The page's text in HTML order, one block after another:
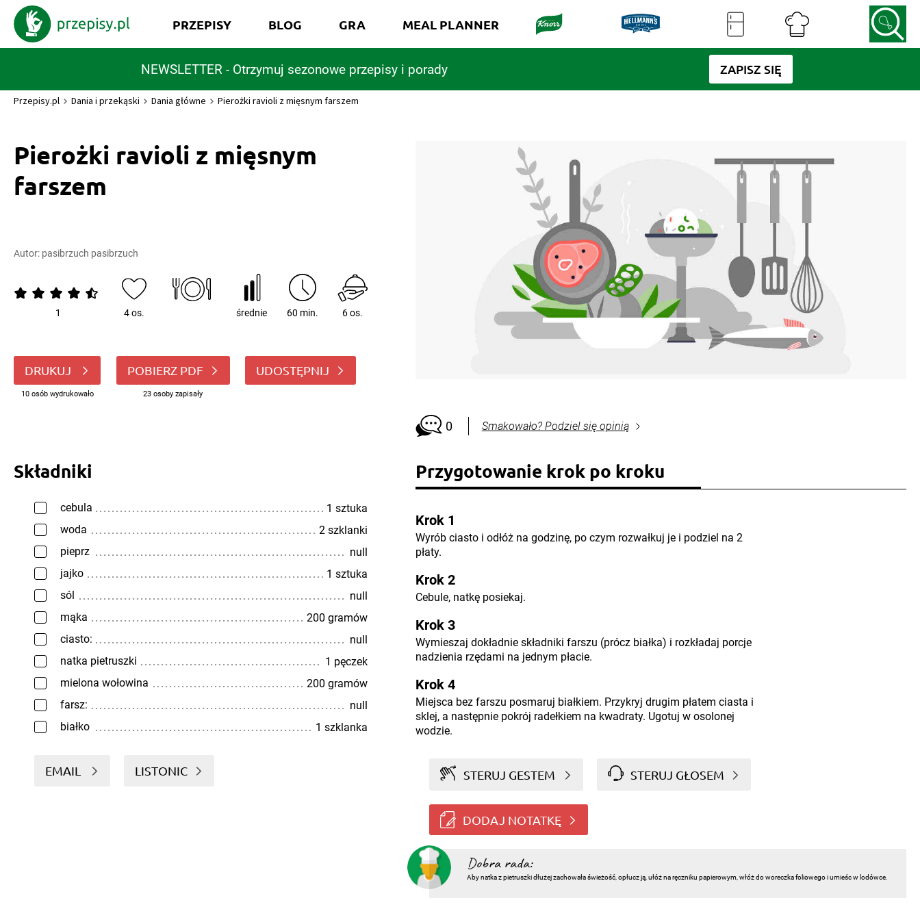
NEWSLETTER - Otrzymuj sezonowe przepisy i porady ZAPISZ SIĘ
PRZEPISY BLOG GRA MEAL PLANNER
Przepisy.pl Dania i przekąski Dania główne Pierożki ravioli z mięsnym farszem
Pierożki ravioli z mięsnym
farszem
Autor: pasibrzuch pasibrzuch
1 4 os. średnie 60 min. 6 os.
DRUKUJ
10 osób wydrukowało
POBIERZ PDF
23 osoby zapisały
UDOSTĘPNIJ
0 Smakowało? Podziel się opinią
Składniki
cebula
1 sztuka
woda
2 szklanki
pieprz
null
jajko
1 sztuka
sól
null
mąka
200 gramów
ciasto:
null
natka pietruszki
1 pęczek
mielona wołowina
200 gramów
farsz:
null
białko
1 szklanka
EMAIL LISTONIC
Przygotowanie krok po kroku
Krok 1
Wyrób ciasto i odłóż na godzinę, po czym rozwałkuj je i podziel na 2
płaty.
Krok 2
Cebule, natkę posiekaj.
Krok 3
Wymieszaj dokładnie składniki farszu (prócz białka) i rozkładaj porcje
nadzienia rzędami na jednym płacie.
Krok 4
Miejsca bez farszu posmaruj białkiem. Przykryj drugim płatem ciasta i
sklej, a następnie pokrój radełkiem na kwadraty. Ugotuj w osolonej
wodzie.
STERUJ GESTEM STERUJ GŁOSEM
DODAJ NOTATKĘ
Dobra rada:
Aby natka z pietruszki dłużej zachowała świeżość, opłucz ją, ułóż na ręczniku papierowym, włóż do woreczka foliowego i umieśc w lodówce.